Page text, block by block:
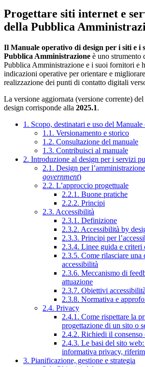
Progettare siti internet e
della Pubblica
Il Manuale operativo di design per i siti e i
Pubblica Amministrazione è uno strumento
Pubblica Amministrazione e i suoi fornitori e
indicazioni operative per orientare e
realizzazione dei punti di contatto digitali
La versione aggiornata (versione corrente)
design corrisponde alla 2025.1.
1. Scopo, destinatari e uso del
1.1. Versionamento e storico
1.2. Consultazione del manuale
1.3. Contribuisci al manuale
2. Introduzione al design per i servizi
2.1. Design per
government)
2.2. L’approccio progettuale
2.2.1. Buone pratiche
2.2.2. Principi
2.3. Accessibilità
2.3.1. Definizione
2.3.2. Accessibilità by
2.3.3. Principi per
2.3.4. Linee guida e criteri
2.3.5. Come rilasciare una
accessibilità
2.3.6. Meccanismo di
attuazione
2.3.7. Obiettivi accessibilità
2.3.8. Normativa e
2.4. Privacy
2.4.1. Come rispettare la
progettazione di un sito o
2.4.2. Richiedi il consenso
2.4.3. Le basi del sito
informativa privacy,
3. Pianificazione, gestione e strategia